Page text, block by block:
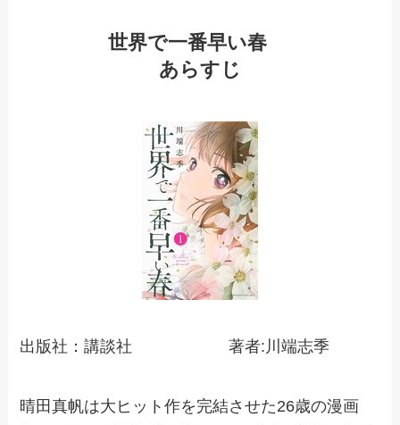
世界で一番早い春
あらすじ
出版社：講談社 著者:川端志季
晴田真帆は大ヒット作を完結させた26歳の漫画